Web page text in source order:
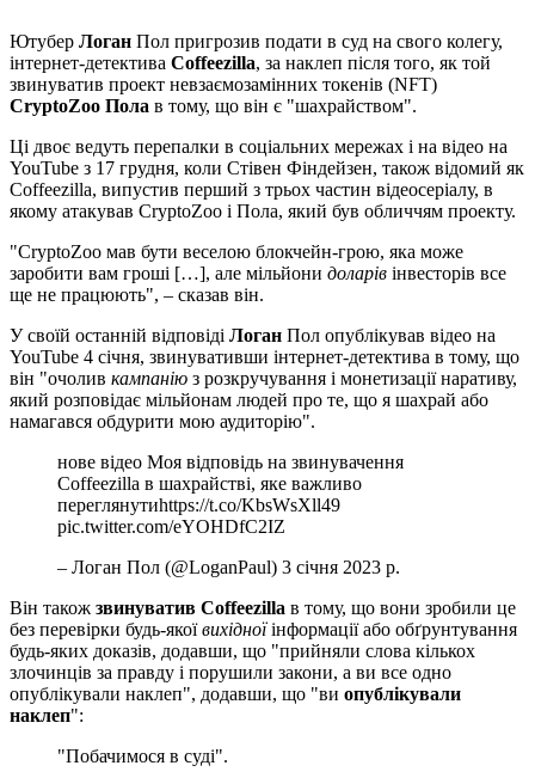
Ютубер Логан Пол пригрозив подати в суд на свого колегу,
інтернет-детектива Coffeezilla, за наклеп після того, як той
звинуватив проект невзаємозамінних токенів (NFT)
CryptoZoo Пола в тому, що він є "шахрайством".
Ці двоє ведуть перепалки в соціальних мережах і на відео на
YouTube з 17 грудня, коли Стівен Фіндейзен, також відомий як
Coffeezilla, випустив перший з трьох частин відеосеріалу, в
якому атакував CryptoZoo і Пола, який був обличчям проекту.
"CryptoZoo мав бути веселою блокчейн-грою, яка може
заробити вам гроші […], але мільйони доларів інвесторів все
ще не працюють", – сказав він.
У своїй останній відповіді Логан Пол опублікував відео на
YouTube 4 січня, звинувативши інтернет-детектива в тому, що
він "очолив кампанію з розкручування і монетизації наративу,
який розповідає мільйонам людей про те, що я шахрай або
намагався обдурити мою аудиторію".
нове відео Моя відповідь на звинувачення
Coffeezilla в шахрайстві, яке важливо
переглянутиhttps://t.co/KbsWsXll49
pic.twitter.com/eYOHDfC2IZ
– Логан Пол (@LoganPaul) 3 січня 2023 р.
Він також звинуватив Coffeezilla в тому, що вони зробили це
без перевірки будь-якоївихідноїінформації або обґрунтування
будь-яких доказів, додавши, що "прийняли слова кількох
злочинців за правду і порушили закони, а ви все одно
опублікували наклеп", додавши, що "ви опублікували
наклеп":
"Побачимося в суді".